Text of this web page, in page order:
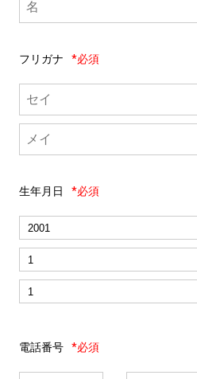
フリガナ *必須
生年月日 *必須
電話番号 *必須